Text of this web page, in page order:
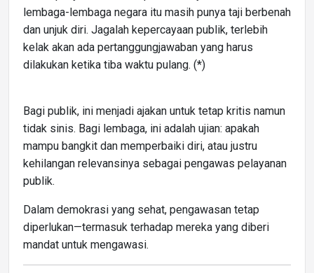
lembaga-lembaga negara itu masih punya taji berbenah
dan unjuk diri. Jagalah kepercayaan publik, terlebih
kelak akan ada pertanggungjawaban yang harus
dilakukan ketika tiba waktu pulang. (*)
Bagi publik, ini menjadi ajakan untuk tetap kritis namun
tidak sinis. Bagi lembaga, ini adalah ujian: apakah
mampu bangkit dan memperbaiki diri, atau justru
kehilangan relevansinya sebagai pengawas pelayanan
publik.
Dalam demokrasi yang sehat, pengawasan tetap
diperlukan—termasuk terhadap mereka yang diberi
mandat untuk mengawasi.